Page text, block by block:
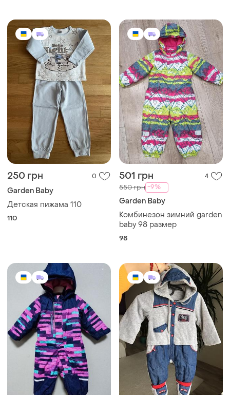
250 грн 0
Garden Baby
Детская пижама 110
110
501 грн 4
550 грн -9%
Garden Baby
Комбинезон зимний garden
baby 98 размер
98